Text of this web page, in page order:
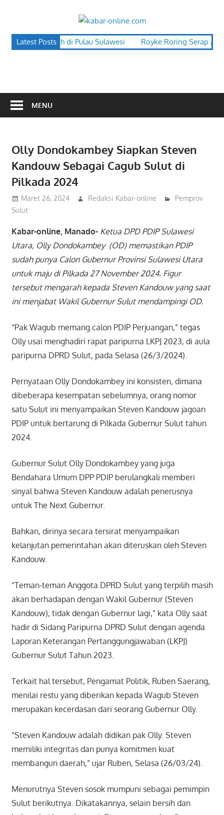
content
kabar-
terpercaya
dalam
Latest Posts
Terendah di Pulau Sulawesi Royke Roring Serap
MENU
Olly Dondokambey Siapkan Steven
Kandouw Sebagai Cagub Sulut di
Pilkada 2024
Maret 26, 2024 Redaksi Kabar-online
Pemprov
Sulut
Kabar-online, Manado- Ketua DPD PDIP Sulawesi
Utara, Olly Dondokambey (OD) memastikan PDIP
sudah punya Calon Gubernur Provinsi Sulawesi Utara
untuk maju di Pilkada 27 November 2024. Figur
tersebut mengarah kepada Steven Kandouw yang saat
ini menjabat Wakil Gubernur Sulut mendampingi OD.
“Pak Wagub memang calon PDIP Perjuangan,” tegas
Olly usai menghadiri rapat paripurna LKPJ 2023, di aula
paripurna DPRD Sulut, pada Selasa (26/3/2024).
Pernyataan Olly Dondokambey ini konsisten, dimana
dibeberapa kesempatan sebelumnya, orang nomor
satu Sulut ini menyampaikan Steven Kandouw jagoan
PDIP untuk bertarung di Pilkada Gubernur Sulut tahun
2024.
Gubernur Sulut Olly Dondokambey yang juga
Bendahara Umum DPP PDIP berulangkali memberi
sinyal bahwa Steven Kandouw adalah penerusnya
untuk The Next Gubernur.
Bahkan, dirinya secara tersirat menyampaikan
kelanjutan pemerintahan akan diteruskan oleh Steven
Kandouw.
“Teman-teman Anggota DPRD Sulut yang terpilih masih
akan berhadapan dengan Wakil Gubernur (Steven
Kandouw), tidak dengan Gubernur lagi,” kata Olly saat
hadir di Sidang Paripurna DPRD Sulut dengan agenda
Laporan Keterangan Pertanggungjawaban (LKPJ)
Gubernur Sulut Tahun 2023.
Terkait hal tersebut, Pengamat Politik, Ruben Saerang,
menilai restu yang diberikan kepada Wagub Steven
merupakan kecerdasan dari seorang Gubernur Olly.
“Steven Kandouw adalah didikan pak Olly. Steven
memiliki integritas dan punya komitmen kuat
membangun daerah,” ujar Ruben, Selasa (26/03/24).
Menurutnya Steven sosok mumpuni sebagai pemimpin
Sulut berikutnya. Dikatakannya, selain bersih dan